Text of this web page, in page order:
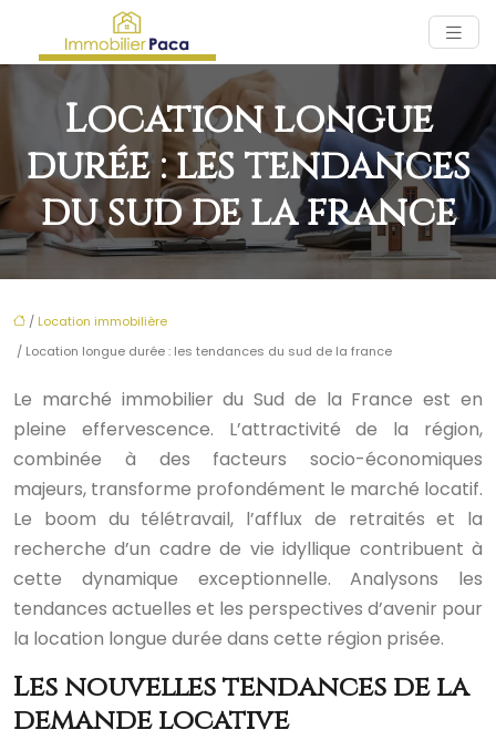
Location longue
durée : les tendances
du sud de la france
/ Location immobilière
/ Location longue durée : les tendances du sud de la france
Le marché immobilier du Sud de la France est en
pleine effervescence. L’attractivité de la région,
combinée à des facteurs socio-économiques
majeurs, transforme profondément le marché locatif.
Le boom du télétravail, l’afflux de retraités et la
recherche d’un cadre de vie idyllique contribuent à
cette dynamique exceptionnelle. Analysons les
tendances actuelles et les perspectives d’avenir pour
la location longue durée dans cette région prisée.
Les nouvelles tendances de la
demande locative